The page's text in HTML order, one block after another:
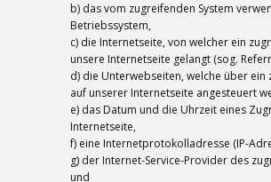
b) das vom zugreifenden System
Betriebssystem,
c) die Internetseite, von welcher ein
unsere Internetseite gelangt (sog.
d) die Unterwebseiten, welche über ein
auf unserer Internetseite angesteuert
e) das Datum und die Uhrzeit eines
Internetseite,
f) eine Internetprotokolladresse (IP-
g) der Internet-Service-Provider des
und